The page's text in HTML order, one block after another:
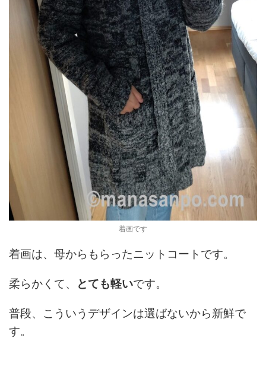
着画です
着画は、母からもらったニットコートです。
柔らかくて、 とても軽いです。
普段、こういうデザインは選ばないから新鮮で
す。